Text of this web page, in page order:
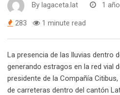
By lagaceta.lat 1
283 1 minute read
La presencia de las lluvias dentro
generando estragos en la red vial
presidente de la Compañía
de carreteras dentro del cantón